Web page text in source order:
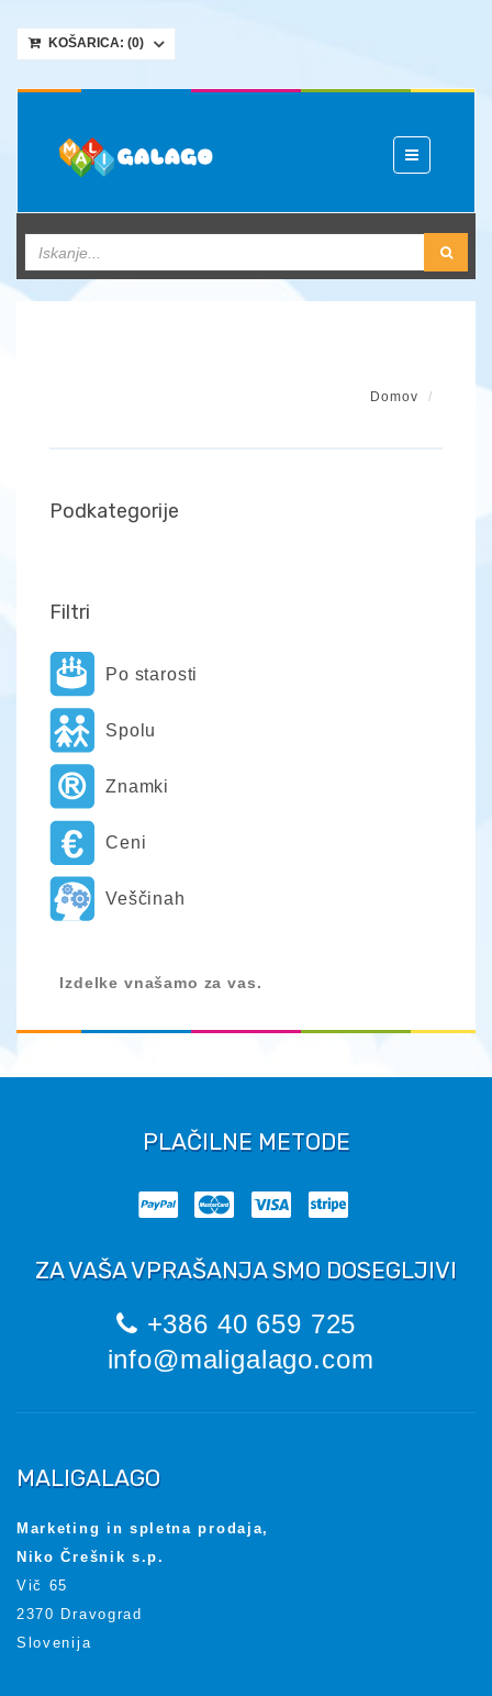
KOŠARICA: (0)
Toggle
Domov
Podkategorije
Filtri
Po starosti
Spolu
Znamki
Ceni
Veščinah
Izdelke vnašamo za vas.
PLAČILNE METODE
ZA VAŠA VPRAŠANJA SMO DOSEGLJIVI
+386 40 659 725
info@maligalago.com
MALIGALAGO
Marketing in spletna prodaja,
Niko Črešnik s.p.
Vič 65
2370 Dravograd
Slovenija